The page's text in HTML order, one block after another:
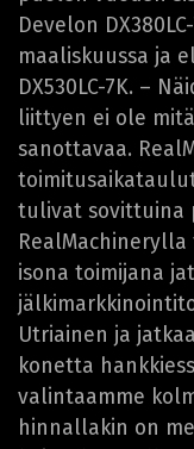
Develon
maaliskuussa ja
DX530LC-7K. –
liittyen ei ole
sanottavaa.
tulivat sovittuina
isona toimijana
Utriainen ja
konetta
valintaamme
hinnallakin on